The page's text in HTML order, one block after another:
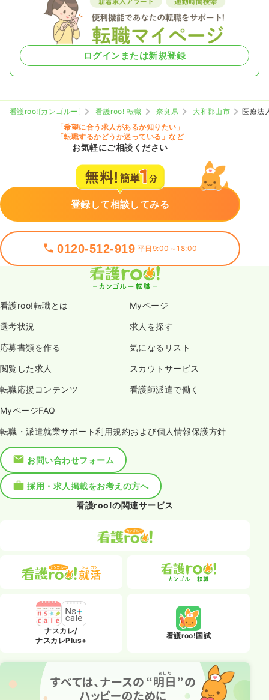
ログインまたは新規登録
看護roo![カンゴルー] 看護roo! 転職 奈良県 大和郡山市
医療法
「希望に合う求人があるか知りたい」
「転職するかどうか迷っている」など
お気軽にご相談ください
登録して相談してみる
0120-512-919 平日9:00～18:00
看護roo!転職とは Myページ
選考状況 求人を探す
応募書類を作る 気になるリスト
閲覧した求人 スカウトサービス
転職応援コンテンツ 看護師派遣で働く
MyページFAQ
転職・派遣就業サポート利用規約および個人情報保護方針
お問い合わせフォーム
採用・求人掲載をお考えの方へ
看護roo!の関連サービス
ナスカレ/
ナスカレPlus+
看護roo!国試